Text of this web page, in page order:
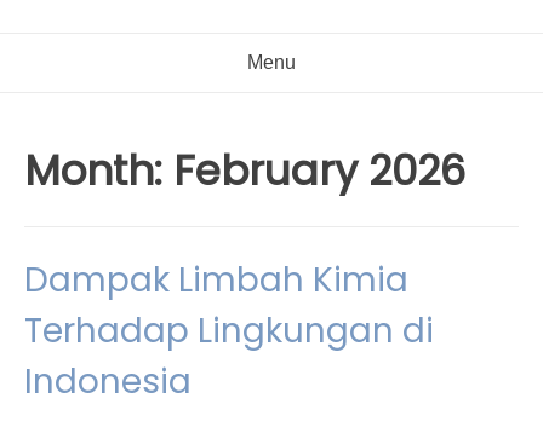
Menu
Month: February 2026
Dampak Limbah Kimia
Terhadap Lingkungan di
Indonesia